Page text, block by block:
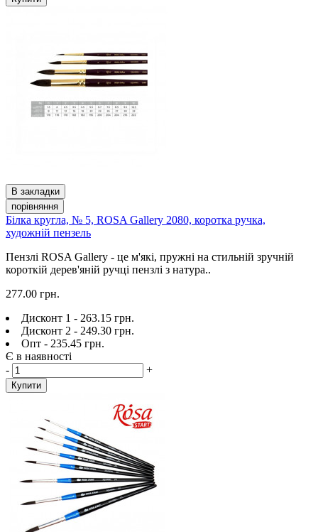
В закладки
порівняння
Білка кругла, № 5, ROSA Gallery 2080, коротка ручка,
художній пензель
Пензлі ROSA Gallery - це м'які, пружні на стильній зручній
короткій дерев'яній ручці пензлі з натура..
277.00 грн.
Дисконт 1 - 263.15 грн.
Дисконт 2 - 249.30 грн.
Опт - 235.45 грн.
Є в наявності
-
+
Купити